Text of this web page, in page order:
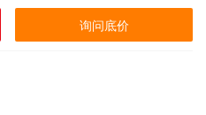
询问底价